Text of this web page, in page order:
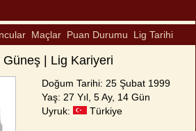
Maçlar Puan Durumu Lig Tarihi
Güneş | Lig Kariyeri
Doğum Tarihi: 25 Şubat 1999
Yaş: 27 Yıl, 5 Ay, 14 Gün
Uyruk:
Türkiye